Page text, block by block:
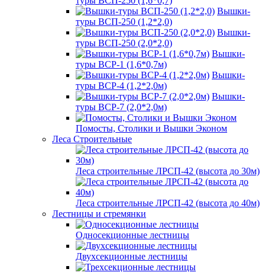
Вышки-
туры ВСП-250 (1,2*2,0)
Вышки-
туры ВСП-250 (2,0*2,0)
Вышки-
туры ВСР-1 (1,6*0,7м)
Вышки-
туры ВСР-4 (1,2*2,0м)
Вышки-
туры ВСР-7 (2,0*2,0м)
Помосты, Столики и Вышки Эконом
Леса Строительные
Леса строительные ЛРСП-42 (высота до 30м)
Леса строительные ЛРСП-42 (высота до 40м)
Лестницы и стремянки
Односекционные лестницы
Двухсекционные лестницы